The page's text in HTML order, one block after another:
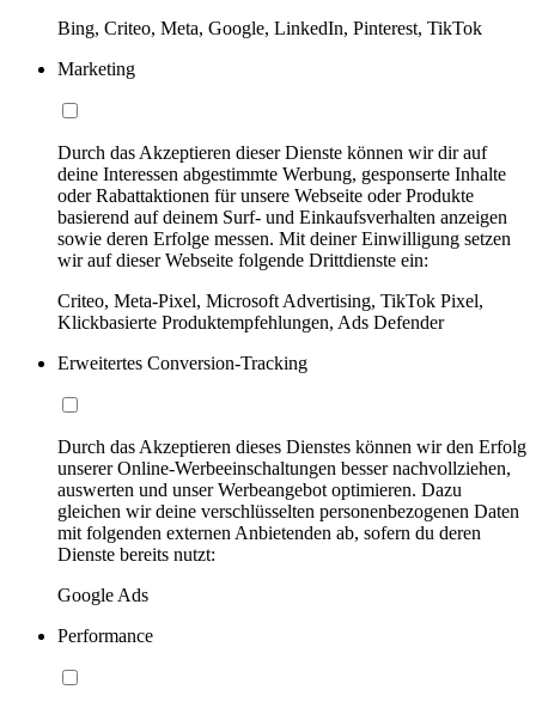
Bing, Criteo, Meta, Google, LinkedIn, Pinterest, TikTok
Marketing
Durch das Akzeptieren dieser Dienste können wir dir auf
deine Interessen abgestimmte Werbung, gesponserte Inhalte
oder Rabattaktionen für unsere Webseite oder Produkte
basierend auf deinem Surf- und Einkaufsverhalten anzeigen
sowie deren Erfolge messen. Mit deiner Einwilligung setzen
wir auf dieser Webseite folgende Drittdienste ein:
Criteo, Meta-Pixel, Microsoft Advertising, TikTok Pixel,
Klickbasierte Produktempfehlungen, Ads Defender
Erweitertes Conversion-Tracking
Durch das Akzeptieren dieses Dienstes können wir den Erfolg
unserer Online-Werbeeinschaltungen besser nachvollziehen,
auswerten und unser Werbeangebot optimieren. Dazu
gleichen wir deine verschlüsselten personenbezogenen Daten
mit folgenden externen Anbietenden ab, sofern du deren
Dienste bereits nutzt:
Google Ads
Performance